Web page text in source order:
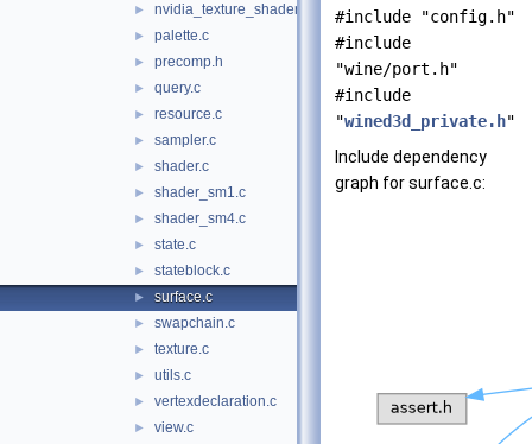
► nvidia_texture_shader.c
► palette.c
► precomp.h
► query.c
► resource.c
► sampler.c
► shader.c
► shader_sm1.c
► shader_sm4.c
► state.c
► stateblock.c
► surface.c
► swapchain.c
► texture.c
► utils.c
► vertexdeclaration.c
► view.c
#include "config.h"
#include
"wine/port.h"
#include
"wined3d_private.h"
Include dependency
graph for surface.c: